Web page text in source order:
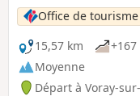
Office de tourisme
15,57 km
+167
Moyenne
Départ à Voray-